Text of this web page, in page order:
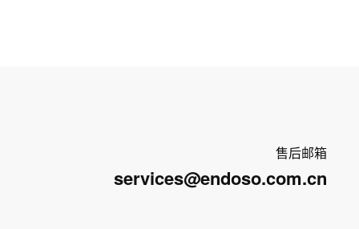
售后邮箱
services@endoso.com.cn